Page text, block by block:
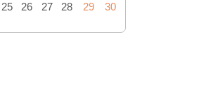
25 26 27 28 29
30